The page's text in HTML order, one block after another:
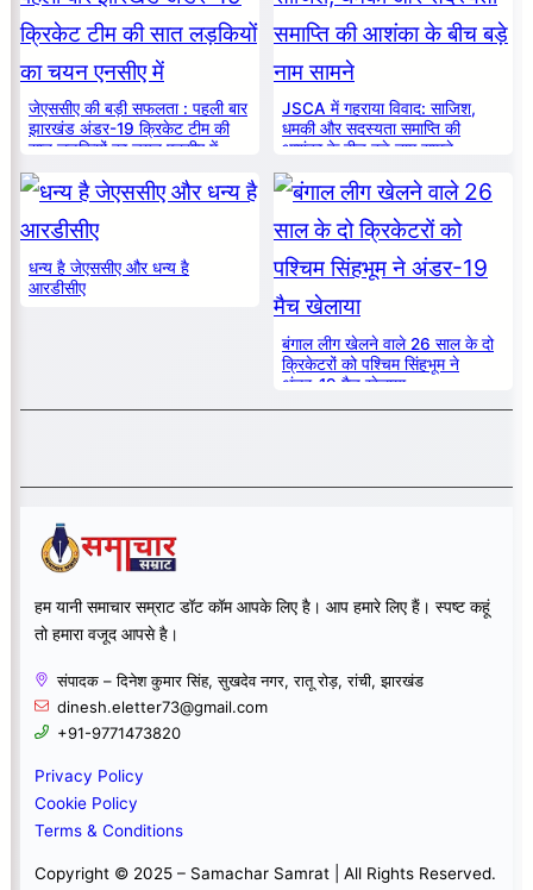
जेएससीए की बड़ी सफलता : पहली बार
झारखंड अंडर-19 क्रिकेट टीम की
सात लड़कियों का चयन एनसीए में
JSCA में गहराया विवाद: साजिश,
धमकी और सदस्यता समाप्ति की
आशंका के बीच बड़े नाम सामने
धन्य है जेएससीए और धन्य है
आरडीसीए
बंगाल लीग खेलने वाले 26 साल के दो
क्रिकेटरों को पश्चिम सिंहभूम ने
अंडर-19 मैच खेलाया
हम यानी समाचार सम्राट डॉट कॉम आपके लिए है। आप हमारे लिए हैं। स्पष्ट कहूं
तो हमारा वजूद आपसे है।
संपादक – दिनेश कुमार सिंह, सुखदेव नगर, रातू रोड़, रांची, झारखंड
dinesh.eletter73@gmail.com
+91-9771473820
Privacy Policy
Cookie Policy
Terms & Conditions
Copyright © 2025 – Samachar Samrat | All Rights Reserved.